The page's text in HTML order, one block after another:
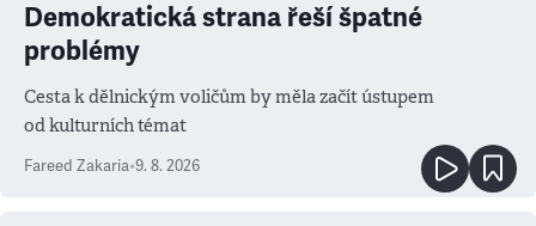
Demokratická strana řeší špatné
problémy
Cesta k dělnickým voličům by měla začít ústupem
od kulturních témat
Fareed Zakaria•9. 8. 2026